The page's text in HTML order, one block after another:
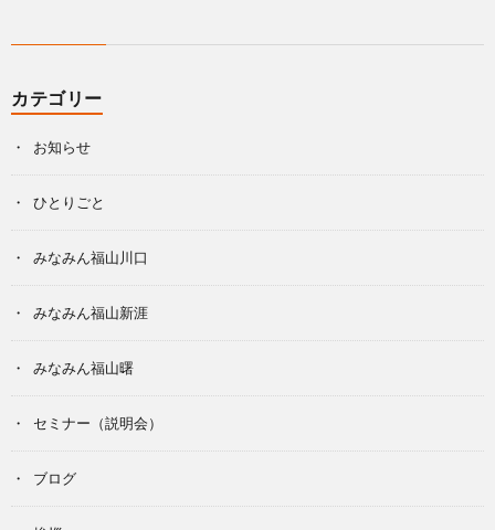
カテゴリー
お知らせ
ひとりごと
みなみん福山川口
みなみん福山新涯
みなみん福山曙
セミナー（説明会）
ブログ